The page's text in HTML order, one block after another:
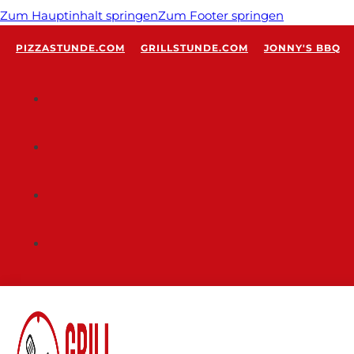
Zum Hauptinhalt springenZum Footer springen
PIZZASTUNDE.COM GRILLSTUNDE.COM JONNY'S BBQ